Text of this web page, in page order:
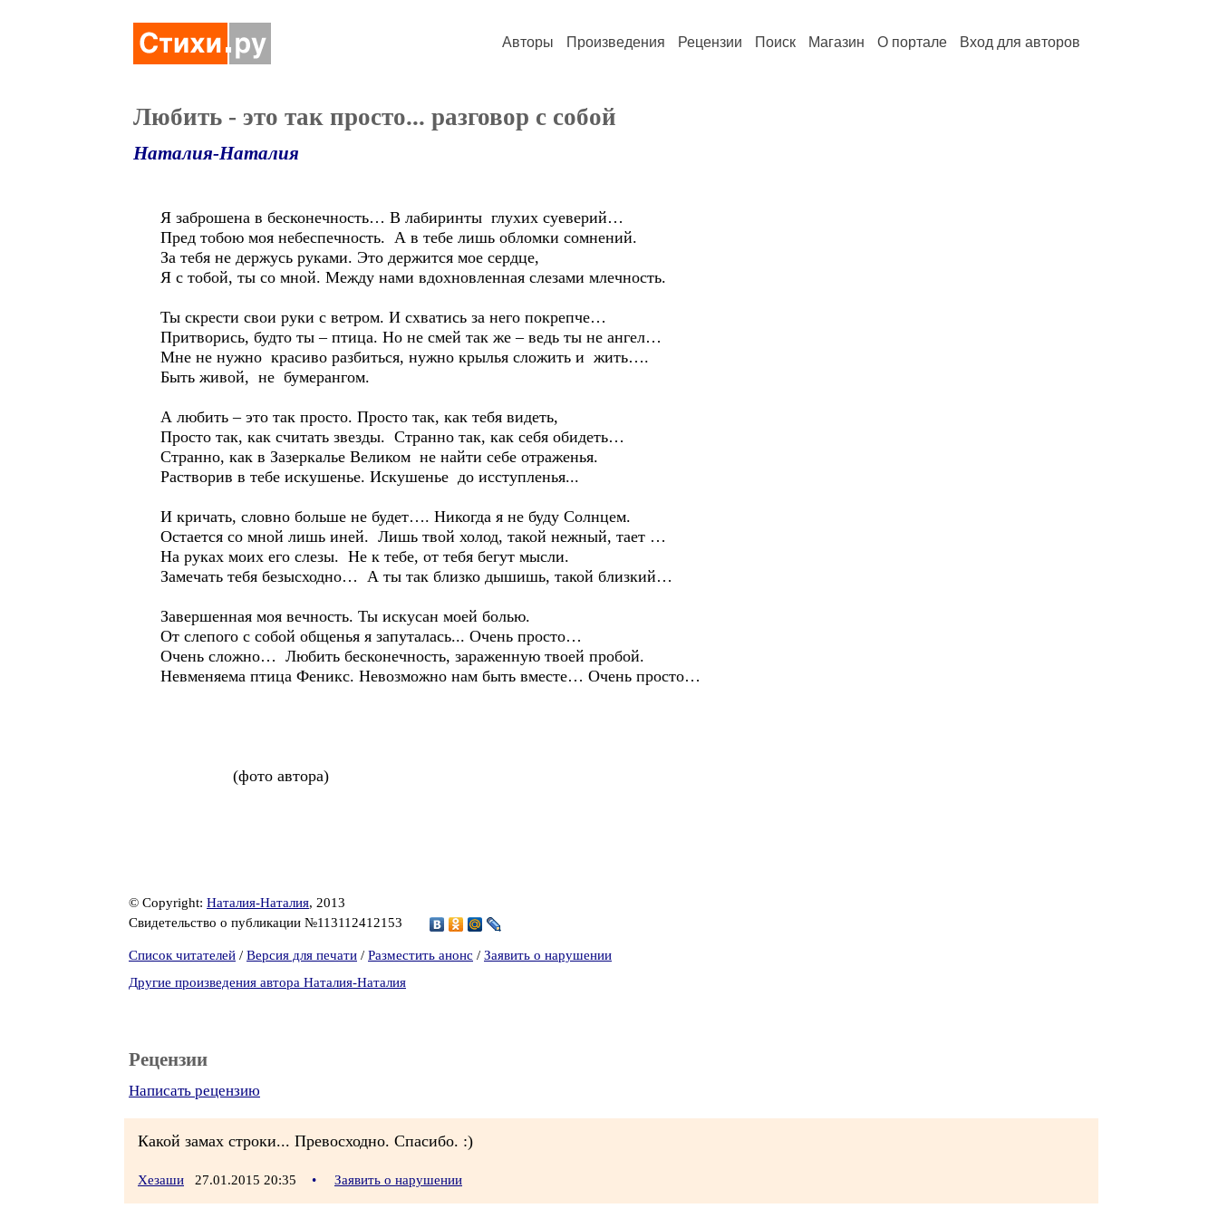
Авторы Произведения Рецензии Поиск Магазин О портале Вход для авторов
Любить - это так просто... разговор с собой
Наталия-Наталия
Я заброшена в бесконечность… В лабиринты глухих суеверий…
Пред тобою моя небеспечность. А в тебе лишь обломки сомнений.
За тебя не держусь руками. Это держится мое сердце,
Я с тобой, ты со мной. Между нами вдохновленная слезами млечность.
Ты скрести свои руки с ветром. И схватись за него покрепче…
Притворись, будто ты – птица. Но не смей так же – ведь ты не ангел…
Мне не нужно красиво разбиться, нужно крылья сложить и жить….
Быть живой, не бумерангом.
А любить – это так просто. Просто так, как тебя видеть,
Просто так, как считать звезды. Странно так, как себя обидеть…
Странно, как в Зазеркалье Великом не найти себе отраженья.
Растворив в тебе искушенье. Искушенье до исступленья...
И кричать, словно больше не будет…. Никогда я не буду Солнцем.
Остается со мной лишь иней. Лишь твой холод, такой нежный, тает …
На руках моих его слезы. Не к тебе, от тебя бегут мысли.
Замечать тебя безысходно… А ты так близко дышишь, такой близкий…
Завершенная моя вечность. Ты искусан моей болью.
От слепого с собой общенья я запуталась... Очень просто…
Очень сложно… Любить бесконечность, зараженную твоей пробой.
Невменяема птица Феникс. Невозможно нам быть вместе… Очень просто…
(фото автора)
© Copyright: Наталия-Наталия, 2013
Свидетельство о публикации №113112412153
Список читателей / Версия для печати / Разместить анонс / Заявить о нарушении
Другие произведения автора Наталия-Наталия
Рецензии
Написать рецензию
Какой замах строки... Превосходно. Спасибо. :)
Хезаши 27.01.2015 20:35 • Заявить о нарушении